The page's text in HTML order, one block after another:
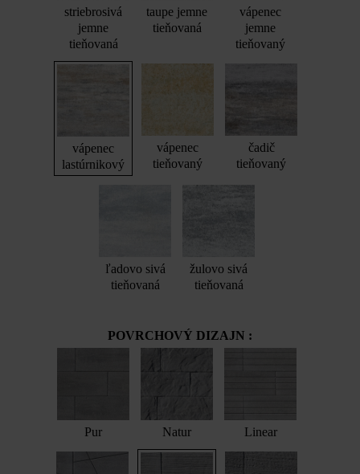
striebrosivá
jemne
tieňovaná
taupe jemne
tieňovaná
vápenec
jemne
tieňovaný
vápenec
lastúrnikový
vápenec
tieňovaný
čadič
tieňovaný
ľadovo sivá
tieňovaná
žulovo sivá
tieňovaná
POVRCHOVÝ DIZAJN :
Pur Natur Linear